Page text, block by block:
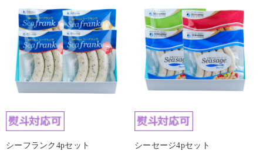
シーフランク4pセット
シーセージ4pセット